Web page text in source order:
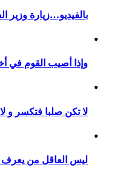
بالفيديو…زيارة
وإذا أصيب القوم في
لا تكن صلبا فتكسر و لا
ليس العاقل من يعرف